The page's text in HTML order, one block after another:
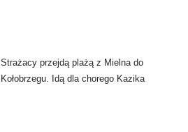
Strażacy przejdą plażą z Mielna do
Kołobrzegu. Idą dla chorego Kazika